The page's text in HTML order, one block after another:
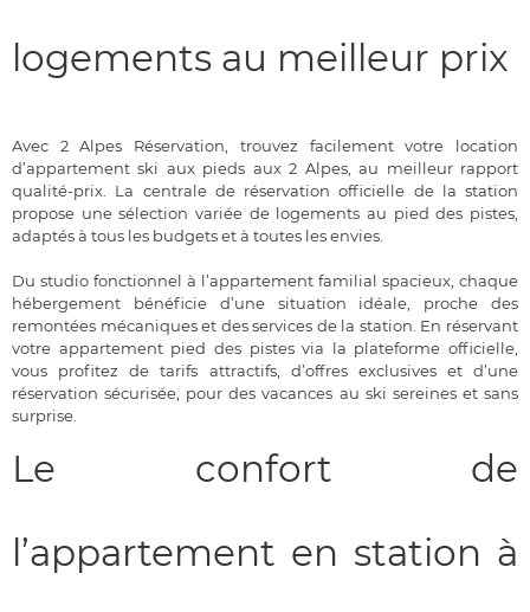
logements au meilleur prix
Avec 2 Alpes Réservation, trouvez facilement votre location
d’appartement ski aux pieds aux 2 Alpes, au meilleur rapport
qualité-prix. La centrale de réservation officielle de la station
propose une sélection variée de logements au pied des pistes,
adaptés à tous les budgets et à toutes les envies.
Du studio fonctionnel à l’appartement familial spacieux, chaque
hébergement bénéficie d’une situation idéale, proche des
remontées mécaniques et des services de la station. En réservant
votre appartement pied des pistes via la plateforme officielle,
vous profitez de tarifs attractifs, d’offres exclusives et d’une
réservation sécurisée, pour des vacances au ski sereines et sans
surprise.
Le confort de
l’appartement en station à